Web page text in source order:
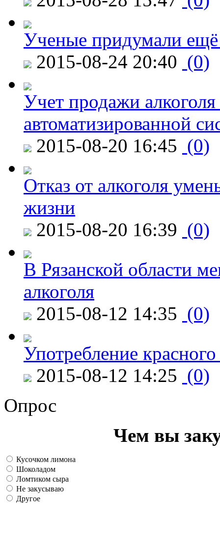
Ученые придумали ещё
2015-08-24 20:40 (0)
Учет продажи
автоматизированной
2015-08-20 16:45 (0)
Отказ от алкоголя
жизни
2015-08-20 16:39 (0)
В Рязанской области
алкоголя
2015-08-12 14:35 (0)
Употребление
2015-08-12 14:25 (0)
Опрос
Чем вы
Кусочком лимона
Шоколадом
Ломтиком сыра
Не закусываю
Другое